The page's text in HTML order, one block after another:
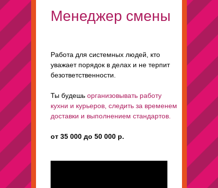
Менеджер смены
Работа для системных людей, кто
уважает порядок в делах и не терпит
безответственности.
Ты будешь организовывать работу
кухни и курьеров, следить за временем
доставки и выполнением стандартов.
от 35 000 до 50 000 р.